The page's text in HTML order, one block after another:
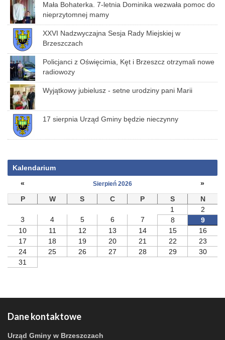
Mała Bohaterka. 7-letnia Dominika wezwała pomoc do
nieprzytomnej mamy
XXVI Nadzwyczajna Sesja Rady Miejskiej w
Brzeszczach
Policjanci z Oświęcimia, Kęt i Brzeszcz otrzymali nowe
radiowozy
Wyjątkowy jubielusz - setne urodziny pani Marii
17 sierpnia Urząd Gminy będzie nieczynny
Kalendarium
«
Sierpień 2026
»
P
W S C P S
N
1
2
3
4 5 6 7 8
9
10
11 12 13 14 15
16
17
18 19 20 21 22
23
24
25 26 27 28 29
30
31
Dane kontaktowe
Urząd Gminy w Brzeszczach